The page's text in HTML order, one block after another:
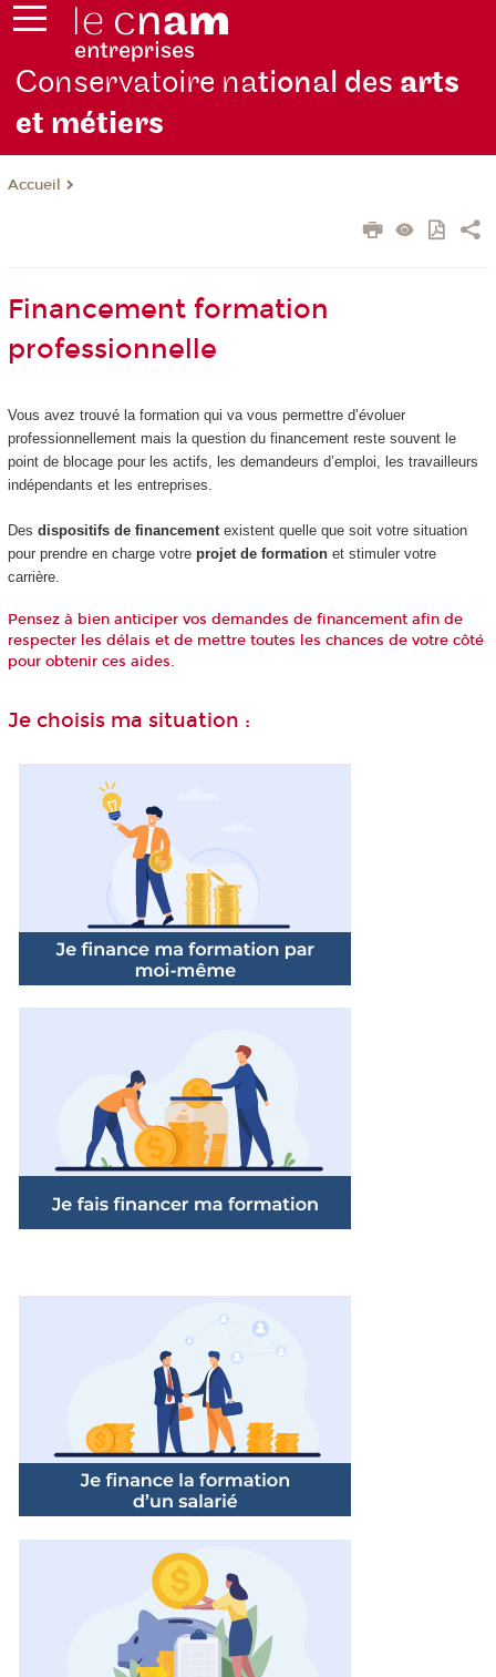
Conservatoire national des arts
et métiers
Accueil
Financement formation
professionnelle
Vous avez trouvé la formation qui va vous permettre d’évoluer
professionnellement mais la question du financement reste souvent le
point de blocage pour les actifs, les demandeurs d’emploi, les travailleurs
indépendants et les entreprises.
Des dispositifs de financementexistent quelle que soit votre situation
pour prendre en charge votre projet de formationet stimuler votre
carrière.
Pensez à bien anticiper vos demandes de financement afin de
respecter les délais et de mettre toutes les chances de votre côté
pour obtenir ces aides.
Je choisis ma situation :